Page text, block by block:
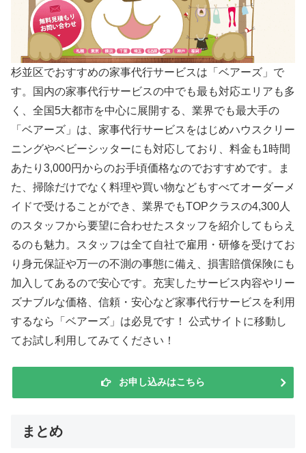
杉並区でおすすめの家事代行サービスは「ベアーズ」で
す。国内の家事代行サービスの中でも最も対応エリアも多
く、全国5大都市を中心に展開する、業界でも最大手の
「ベアーズ」は、家事代行サービスをはじめハウスクリー
ニングやベビーシッターにも対応しており、料金も1時間
あたり3,000円からのお手頃価格なのでおすすめです。ま
た、掃除だけでなく料理や買い物などもすべてオーダーメ
イドで受けることができ、業界でもTOPクラスの4,300人
のスタッフから要望に合わせたスタッフを紹介してもらえ
るのも魅力。スタッフは全て自社で雇用・研修を受けてお
り身元保証や万一の不測の事態に備え、損害賠償保険にも
加入してあるので安心です。充実したサービス内容やリー
ズナブルな価格、信頼・安心など家事代行サービスを利用
するなら「ベアーズ」は必見です！ 公式サイトに移動し
てお試し利用してみてください！
お申し込みはこちら
まとめ